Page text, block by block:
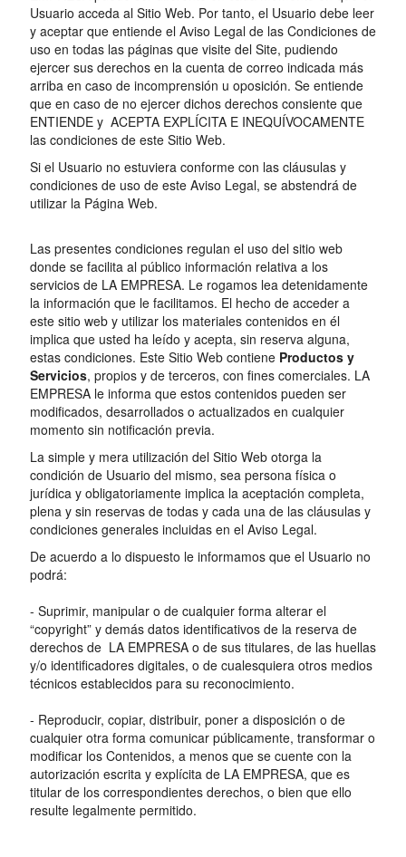
Usuario acceda al Sitio Web. Por tanto, el Usuario debe leer
y aceptar que entiende el Aviso Legal de las Condiciones de
uso en todas las páginas que visite del Site, pudiendo
ejercer sus derechos en la cuenta de correo indicada más
arriba en caso de incomprensión u oposición. Se entiende
que en caso de no ejercer dichos derechos consiente que
ENTIENDE y ACEPTA EXPLÍCITA E INEQUÍVOCAMENTE
las condiciones de este Sitio Web.
Si el Usuario no estuviera conforme con las cláusulas y
condiciones de uso de este Aviso Legal, se abstendrá de
utilizar la Página Web.
Las presentes condiciones regulan el uso del sitio web
donde se facilita al público información relativa a los
servicios de LA EMPRESA. Le rogamos lea detenidamente
la información que le facilitamos. El hecho de acceder a
este sitio web y utilizar los materiales contenidos en él
implica que usted ha leído y acepta, sin reserva alguna,
estas condiciones. Este Sitio Web contiene Productos y
Servicios, propios y de terceros, con fines comerciales. LA
EMPRESA le informa que estos contenidos pueden ser
modificados, desarrollados o actualizados en cualquier
momento sin notificación previa.
La simple y mera utilización del Sitio Web otorga la
condición de Usuario del mismo, sea persona física o
jurídica y obligatoriamente implica la aceptación completa,
plena y sin reservas de todas y cada una de las cláusulas y
condiciones generales incluidas en el Aviso Legal.
De acuerdo a lo dispuesto le informamos que el Usuario no
podrá:
- Suprimir, manipular o de cualquier forma alterar el
“copyright” y demás datos identificativos de la reserva de
derechos de LA EMPRESA o de sus titulares, de las huellas
y/o identificadores digitales, o de cualesquiera otros medios
técnicos establecidos para su reconocimiento.
- Reproducir, copiar, distribuir, poner a disposición o de
cualquier otra forma comunicar públicamente, transformar o
modificar los Contenidos, a menos que se cuente con la
autorización escrita y explícita de LA EMPRESA, que es
titular de los correspondientes derechos, o bien que ello
resulte legalmente permitido.